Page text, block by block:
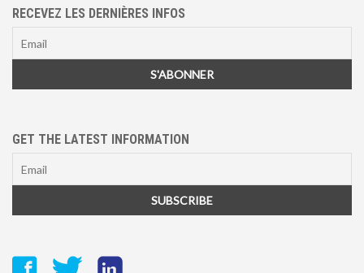
RECEVEZ LES DERNIÈRES INFOS
GET THE LATEST INFORMATION